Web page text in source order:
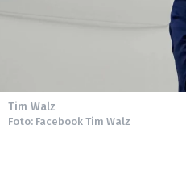
Tim Walz
Foto: Facebook Tim Walz